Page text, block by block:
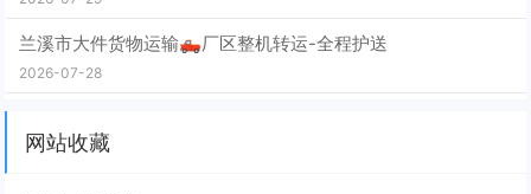
兰溪市大件货物运输🛻厂区整机转运-全程护送
2026-07-28
网站收藏